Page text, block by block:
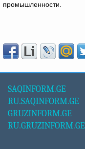
промышленности.
SAQINFORM.GE
RU.SAQINFORM.GE
GRUZINFORM.GE
RU.GRUZINFORM.GE